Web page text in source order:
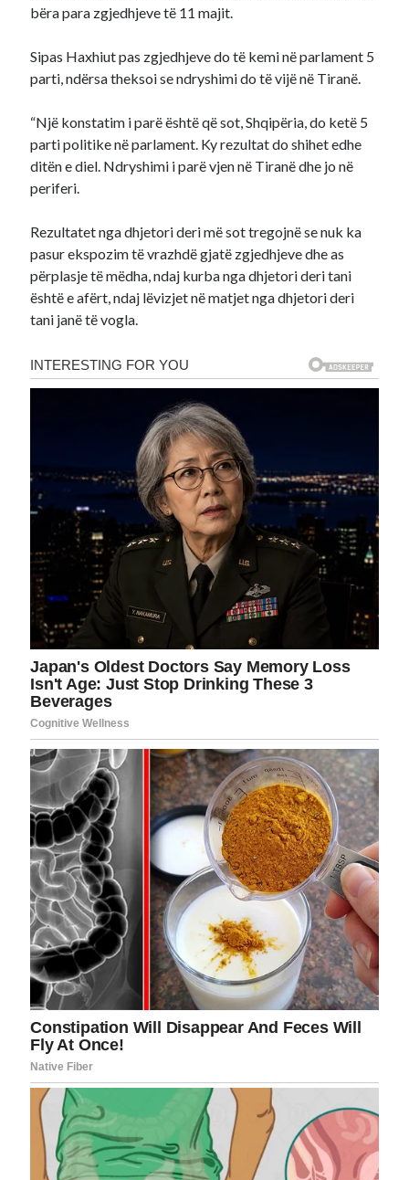
bëra para zgjedhjeve të 11 majit.
Sipas Haxhiut pas zgjedhjeve do të kemi në parlament 5
parti, ndërsa theksoi se ndryshimi do të vijë në Tiranë.
“Një konstatim i parë është që sot, Shqipëria, do ketë 5
parti politike në parlament. Ky rezultat do shihet edhe
ditën e diel. Ndryshimi i parë vjen në Tiranë dhe jo në
periferi.
Rezultatet nga dhjetori deri më sot tregojnë se nuk ka
pasur ekspozim të vrazhdë gjatë zgjedhjeve dhe as
përplasje të mëdha, ndaj kurba nga dhjetori deri tani
është e afërt, ndaj lëvizjet në matjet nga dhjetori deri
tani janë të vogla.